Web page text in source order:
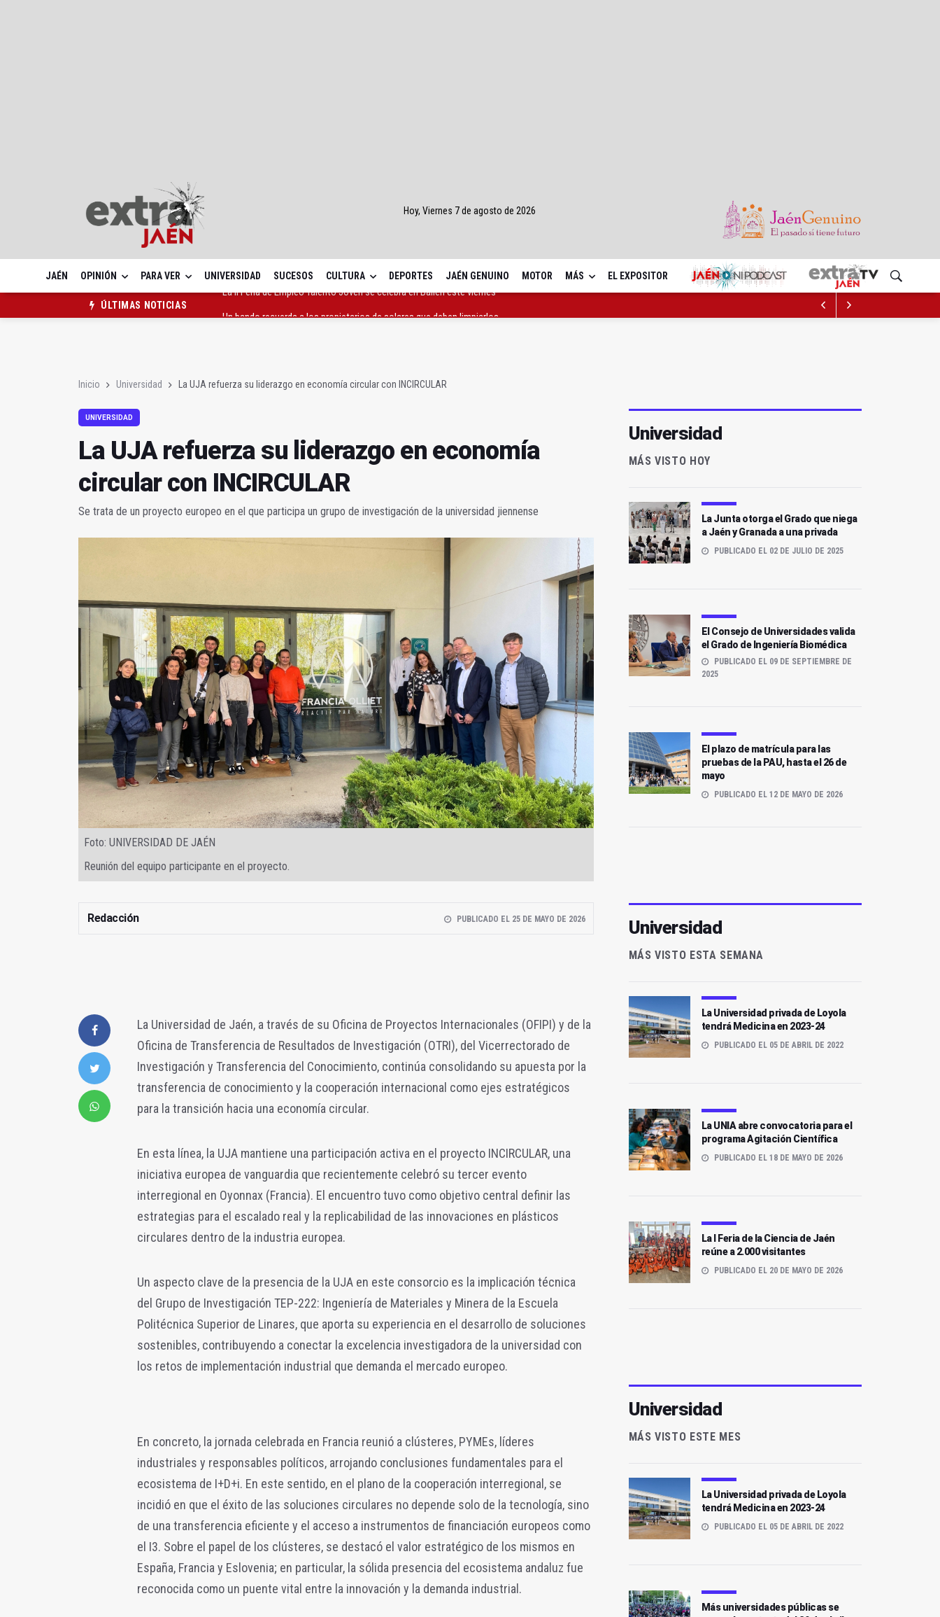
Hoy, Viernes 7 de agosto de 2026
JAÉN OPINIÓN PARA VER UNIVERSIDAD SUCESOS CULTURA DEPORTES JAÉN GENUINO MOTOR MÁS EL EXPOSITOR
ÚLTIMAS NOTICIAS
Inicio Universidad La UJA refuerza su liderazgo en economía circular con INCIRCULAR
UNIVERSIDAD
La UJA refuerza su liderazgo en economía
circular con INCIRCULAR
Se trata de un proyecto europeo en el que participa un grupo de investigación de la universidad jiennense
Foto: UNIVERSIDAD DE JAÉN
Reunión del equipo participante en el proyecto.
Redacción PUBLICADO EL 25 DE MAYO DE 2026
La Universidad de Jaén, a través de su Oficina de Proyectos Internacionales (OFIPI) y de la
Oficina de Transferencia de Resultados de Investigación (OTRI), del Vicerrectorado de
Investigación y Transferencia del Conocimiento, continúa consolidando su apuesta por la
transferencia de conocimiento y la cooperación internacional como ejes estratégicos
para la transición hacia una economía circular.
En esta línea, la UJA mantiene una participación activa en el proyecto INCIRCULAR, una
iniciativa europea de vanguardia que recientemente celebró su tercer evento
interregional en Oyonnax (Francia). El encuentro tuvo como objetivo central definir las
estrategias para el escalado real y la replicabilidad de las innovaciones en plásticos
circulares dentro de la industria europea.
Un aspecto clave de la presencia de la UJA en este consorcio es la implicación técnica
del Grupo de Investigación TEP-222: Ingeniería de Materiales y Minera de la Escuela
Politécnica Superior de Linares, que aporta su experiencia en el desarrollo de soluciones
sostenibles, contribuyendo a conectar la excelencia investigadora de la universidad con
los retos de implementación industrial que demanda el mercado europeo.
En concreto, la jornada celebrada en Francia reunió a clústeres, PYMEs, líderes
industriales y responsables políticos, arrojando conclusiones fundamentales para el
ecosistema de I+D+i. En este sentido, en el plano de la cooperación interregional, se
incidió en que el éxito de las soluciones circulares no depende solo de la tecnología, sino
de una transferencia eficiente y el acceso a instrumentos de financiación europeos como
el I3. Sobre el papel de los clústeres, se destacó el valor estratégico de los mismos en
España, Francia y Eslovenia; en particular, la sólida presencia del ecosistema andaluz fue
reconocida como un puente vital entre la innovación y la demanda industrial.
Universidad
MÁS VISTO HOY
La Junta otorga el Grado que niega
a Jaén y Granada a una privada
PUBLICADO EL 02 DE JULIO DE 2025
El Consejo de Universidades valida
el Grado de Ingeniería Biomédica
PUBLICADO EL 09 DE SEPTIEMBRE DE
2025
El plazo de matrícula para las
pruebas de la PAU, hasta el 26 de
mayo
PUBLICADO EL 12 DE MAYO DE 2026
Universidad
MÁS VISTO ESTA SEMANA
La Universidad privada de Loyola
tendrá Medicina en 2023-24
PUBLICADO EL 05 DE ABRIL DE 2022
La UNIA abre convocatoria para el
programa Agitación Científica
PUBLICADO EL 18 DE MAYO DE 2026
La I Feria de la Ciencia de Jaén
reúne a 2.000 visitantes
PUBLICADO EL 20 DE MAYO DE 2026
Universidad
MÁS VISTO ESTE MES
La Universidad privada de Loyola
tendrá Medicina en 2023-24
PUBLICADO EL 05 DE ABRIL DE 2022
Más universidades públicas se